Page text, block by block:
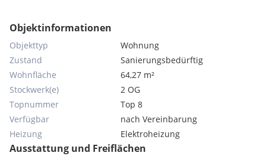
Objektinformationen
Objekttyp
Wohnung
Zustand
Sanierungsbedürftig
Wohnfläche
64,27 m²
Stockwerk(e)
2 OG
Topnummer
Top 8
Verfügbar
nach Vereinbarung
Heizung
Elektroheizung
Ausstattung und Freiflächen